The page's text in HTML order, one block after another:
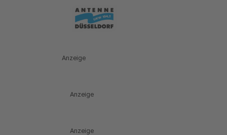
Anzeige
Anzeige
Anzeige